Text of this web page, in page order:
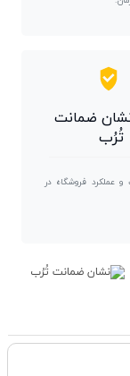
نشان ضمانت
تُرُب
و عملکرد فروشگاه در